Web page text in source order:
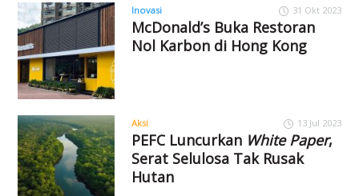
Inovasi 31 Okt 2023
McDonald’s Buka Restoran
Nol Karbon di Hong Kong
Aksi 13 Jul 2023
PEFC Luncurkan White Paper,
Serat Selulosa Tak Rusak
Hutan